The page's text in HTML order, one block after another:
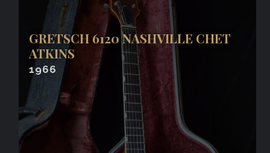
GRETSCH 6120 NASHVILLE CHET
ATKINS
1966